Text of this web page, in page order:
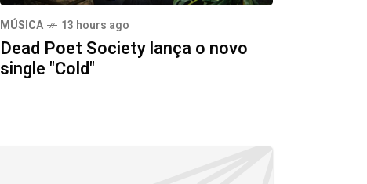
MÚSICA 13 hours ago
Dead Poet Society lança o novo
single "Cold"